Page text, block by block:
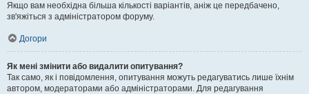
Якщо вам необхідна більша кількості варіантів, аніж це передбачено,
зв'яжіться з адміністратором форуму.
Догори
Як мені змінити або видалити опитування?
Так само, як і повідомлення, опитування можуть редагуватись лише їхнім
автором, модераторами або адміністраторами. Для редагування